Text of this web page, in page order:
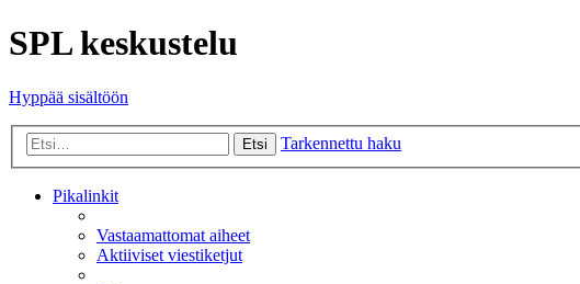
SPL keskustelu
Hyppää sisältöön
Etsi Tarkennettu haku
Pikalinkit
Vastaamattomat aiheet
Aktiiviset viestiketjut